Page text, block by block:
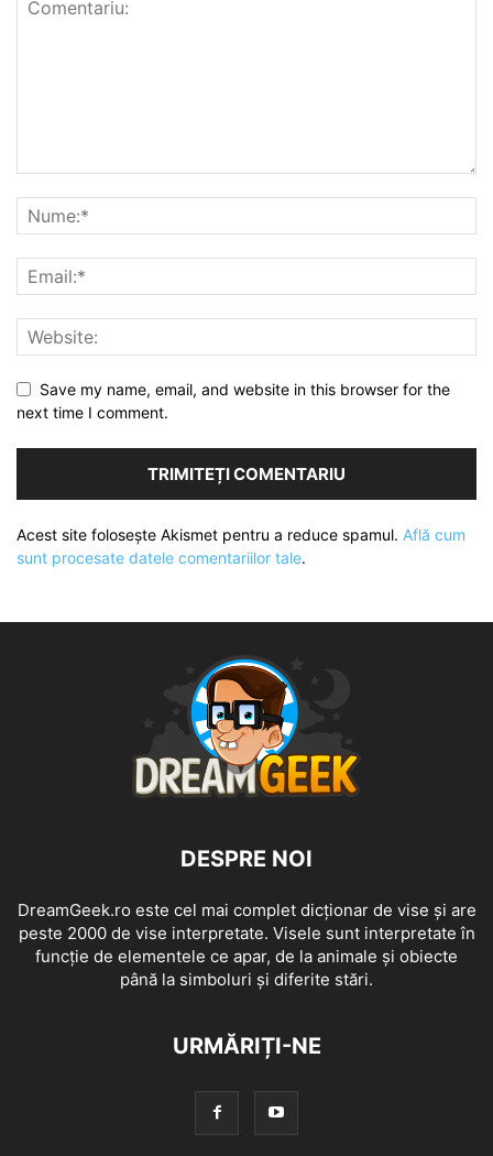
Save my name, email, and website in this browser for the
next time I comment.
Acest site folosește Akismet pentru a reduce spamul. Află cum
sunt procesate datele comentariilor tale.
DESPRE NOI
DreamGeek.ro este cel mai complet dicționar de vise și are
peste 2000 de vise interpretate. Visele sunt interpretate în
funcție de elementele ce apar, de la animale și obiecte
până la simboluri și diferite stări.
URMĂRIȚI-NE